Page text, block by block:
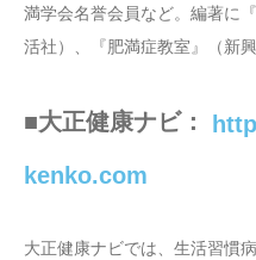
満学会名誉会員など。編著に
活社）、『肥満症教室』（新
■大正健康ナビ：
kenko.com
大正健康ナビでは、生活習慣